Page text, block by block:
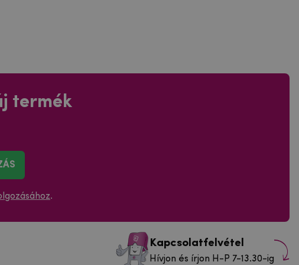
termék
.
Kapcsolatfelvétel
Hívjon és írjon H-P 7-13.30-ig